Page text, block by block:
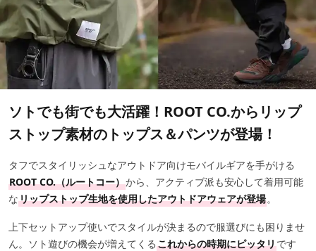
ソトでも街でも大活躍！ROOT CO.からリップ
ストップ素材のトップス＆パンツが登場！
タフでスタイリッシュなアウトドア向けモバイルギアを手がける
ROOT CO.（ルートコー）から、アクティブ派も安心して着用可能
なリップストップ生地を使用したアウトドアウェアが登場。
上下セットアップ使いでスタイルが決まるので服選びにも困りませ
ん。ソト遊びの機会が増えてくるこれからの時期にピッタリです